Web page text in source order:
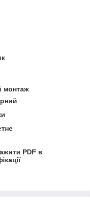
монтаж
PDF в